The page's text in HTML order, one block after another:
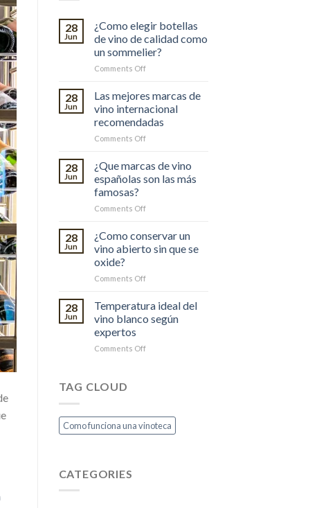
28
Jun
¿Como elegir botellas
de vino de calidad como
un sommelier?
Comments Offon
de
vino
de
como
sommelier?
28
Jun
Las mejores marcas de
vino internacional
recomendadas
Comments Offon
mejores
de
internacional
28
Jun
¿Que marcas de vino
españolas son las más
famosas?
Comments Offon
vino
son
más
famosas?
28
Jun
¿Como conservar un
vino abierto sin que se
oxide?
Comments Offon
conservar
vino
sin
28
Jun
Temperatura ideal del
vino blanco según
expertos
Comments Offon
según
expertos
TAG CLOUD
Como funciona una vinoteca
CATEGORIES